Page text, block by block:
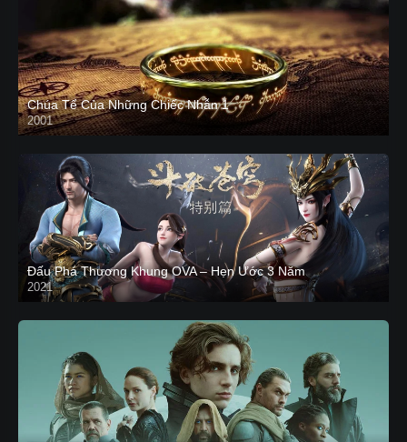
Chúa Tể Của Những Chiếc Nhẫn 1
2001
Đấu Phá Thương Khung OVA – Hẹn Ước 3 Năm
2021